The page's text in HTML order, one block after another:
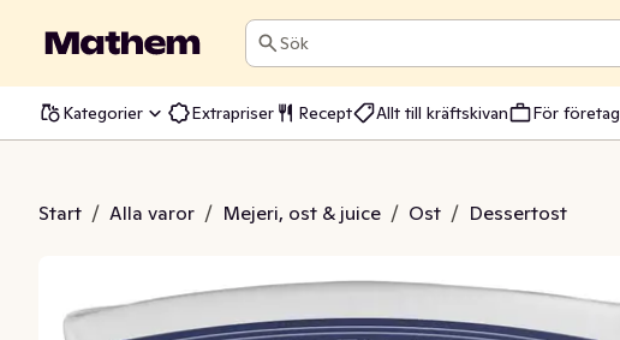
Sök
Kategorier Extrapriser Recept Allt till kräftskivan För företag
Start / Alla varor / Mejeri, ost & juice / Ost / Dessertost
30%